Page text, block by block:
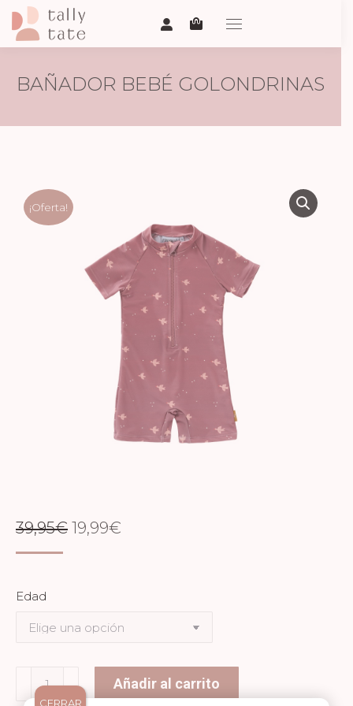
BAÑADOR BEBÉ GOLONDRINAS
¡Oferta!
39,95€ EL
39,95€.
19,99€
19,99€.
Edad
Bañador
Bebé
Añadir al carrito
CERRAR